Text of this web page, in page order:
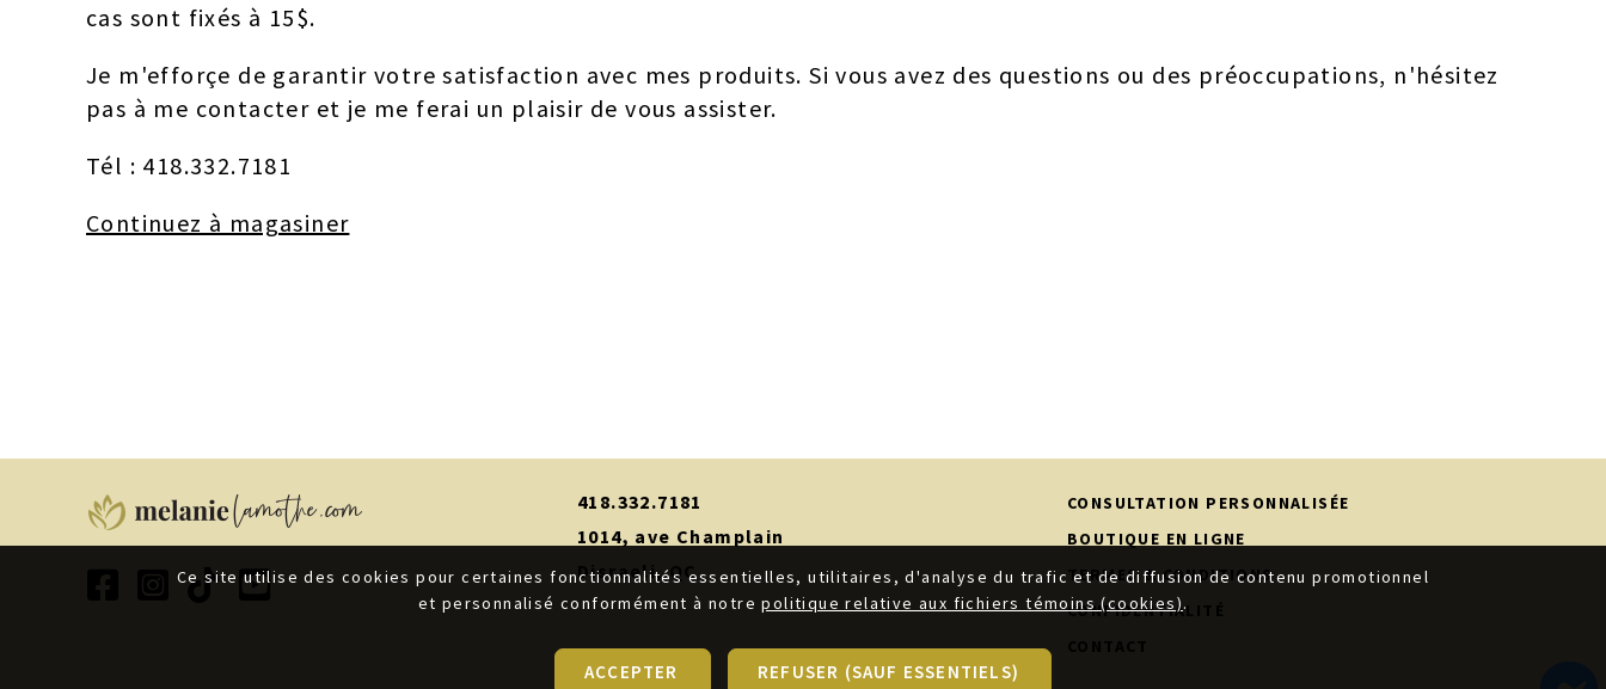
Ce site utilise des cookies pour certaines fonctionnalités essentielles, utilitaires, d'analyse du trafic et de diffusion de contenu promotionnel
et personnalisé conformément à notrepolitique relative aux fichiers témoins (cookies).
ACCEPTER REFUSER (SAUF ESSENTIELS)
cas sont fixés à 15$.
Je m'efforçe de garantir votre satisfaction avec mes produits. Si vous avez des questions ou des préoccupations, n'hésitez
pas à me contacter et je me ferai un plaisir de vous assister.
Tél : 418.332.7181
Continuez à magasiner
418.332.7181
1014, ave Champlain
Disraeli, QC
CONSULTATION PERSONNALISÉE
BOUTIQUE EN LIGNE
TERMES & CONDITIONS
CONFIDENTIALITÉ